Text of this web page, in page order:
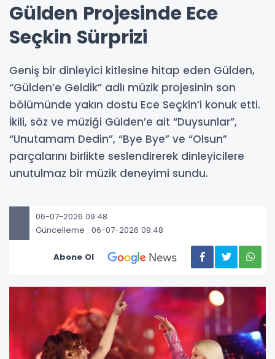
Gülden Projesinde Ece
Seçkin Sürprizi
Geniş bir dinleyici kitlesine hitap eden Gülden,
“Gülden’e Geldik” adlı müzik projesinin son
bölümünde yakın dostu Ece Seçkin’i konuk etti.
İkili, söz ve müziği Gülden’e ait “Duysunlar”,
“Unutamam Dedin”, “Bye Bye” ve “Olsun”
parçalarını birlikte seslendirerek dinleyicilere
unutulmaz bir müzik deneyimi sundu.
06-07-2026 09:48
Güncelleme : 06-07-2026 09:48
Abone Ol